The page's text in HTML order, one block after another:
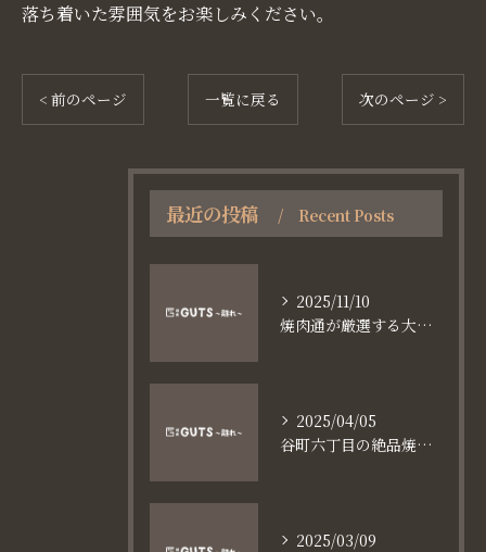
落ち着いた雰囲気をお楽しみください。
< 前のページ 一覧に戻る 次のページ >
最近の投稿 Recent Posts
2025/11/10
焼肉通が厳選する大阪長堀鶴見緑地線谷町六丁目満足食事術
2025/04/05
谷町六丁目の絶品焼肉体験
2025/03/09